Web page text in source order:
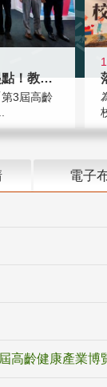
高齡不是終點而是夢想起點！教育部打
3屆高齡
電子
高齡健康產業博